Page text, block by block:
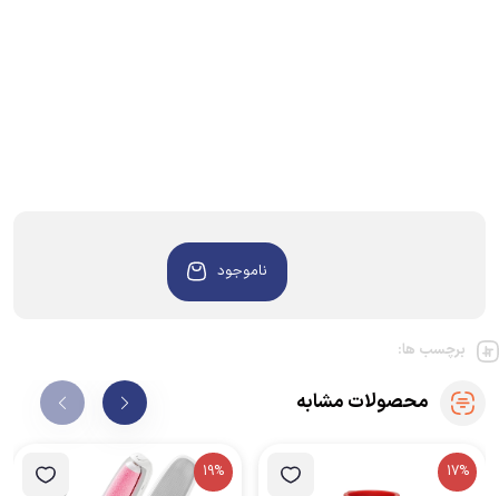
ناموجود
برچسب ها:
محصولات مشابه
17%
19%